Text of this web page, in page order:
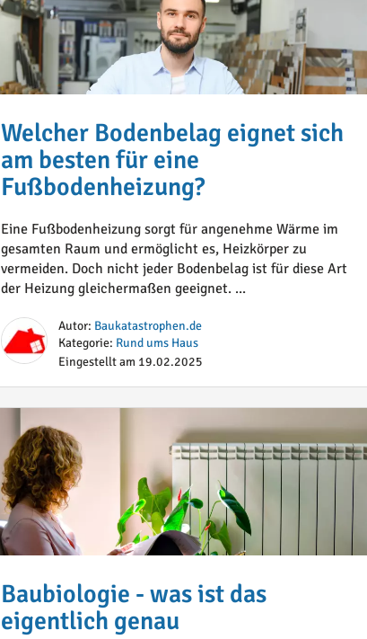
Welcher Bodenbelag eignet sich
am besten für eine
Fußbodenheizung?
Eine Fußbodenheizung sorgt für angenehme Wärme im
gesamten Raum und ermöglicht es, Heizkörper zu
vermeiden. Doch nicht jeder Bodenbelag ist für diese Art
der Heizung gleichermaßen geeignet. ...
Autor: Baukatastrophen.de
Kategorie: Rund ums Haus
Eingestellt am 19.02.2025
Baubiologie - was ist das
eigentlich genau